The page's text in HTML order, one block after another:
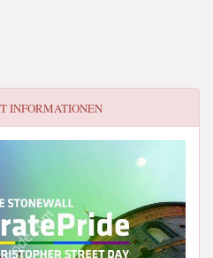
INFORMATIONEN